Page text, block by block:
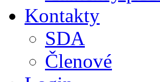
Kontakty
SDA
Členové